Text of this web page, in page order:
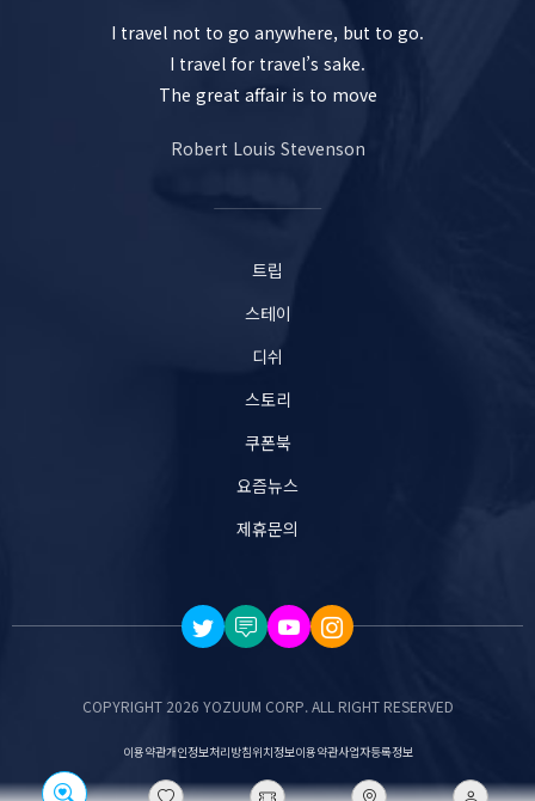
I travel not to go anywhere, but to go.
I travel for travel’s sake.
The great affair is to move
Robert Louis Stevenson
트립
스테이
디쉬
스토리
쿠폰북
요즘뉴스
제휴문의
COPYRIGHT 2026 YOZUUM CORP. ALL RIGHT RESERVED
이용약관개인정보처리방침위치정보이용약관사업자등록정보